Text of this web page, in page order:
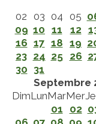
02 03 04 05
09 10 11 12
16 17 18 19
23 24 25 26
30 31
Septembre
DimLunMarMer
01
02